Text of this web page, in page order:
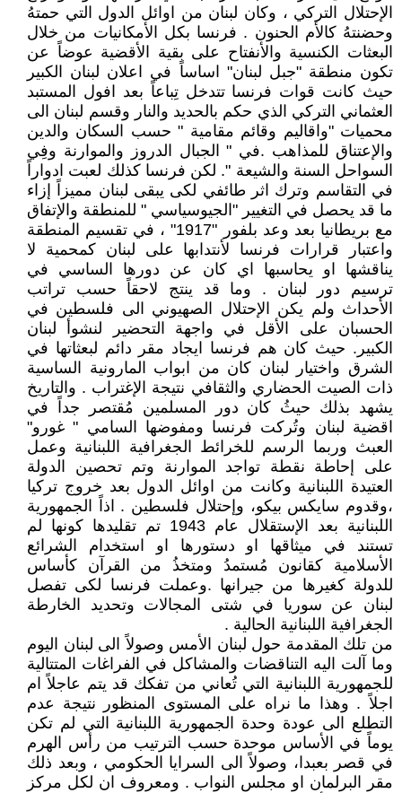
الإحتلال التركي ، وكان لبنان من اوائل الدول التي حمتهُ
وحضنتهُ كالأم الحنون . فرنسا بكل الأمكانيات من خلال
البعثات الكنسية والأنفتاح على بقية الأقضية عوضاً عن
تكون منطقة "جبل لبنان" اساساً في اعلان لبنان الكبير
حيث كانت قوات فرنسا تتدخل تِباعاً بعد افول المستبد
العثماني التركي الذي حكم بالحديد والنار وقسم لبنان الى
محميات "واقاليم وقائم مقامية " حسب السكان والدين
والإعتناق للمذاهب .في " الجبال الدروز والموارنة وفِي
السواحل السنة والشيعة ". لكن فرنسا كذلك لعبت ادواراً
في التقاسم وترك اثر طائفي لكى يبقى لبنان مميزاً إزاء
ما قد يحصل في التغيير "الجيوسياسي " للمنطقة والإتفاق
مع بريطانيا بعد وعد بلفور "1917" ، في تقسيم المنطقة
واعتبار قرارات فرنسا لأنتدابها على لبنان كمحمية لا
يناقشها او يحاسبها اي كان عن دورها الساسي في
ترسيم دور لبنان . وما قد ينتج لاحقاً حسب تراتب
الأحداث ولم يكن الإحتلال الصهيوني الى فلسطين في
الحسبان على الأقل في واجهة التحضير لنشوأ لبنان
الكبير. حيث كان هم فرنسا ايجاد مقر دائم لبعثاتها في
الشرق واختيار لبنان كان من ابواب المارونية الساسية
ذات الصيت الحضاري والثقافي نتيجة الإغتراب . والتاريخ
يشهد بذلك حيثُ كان دور المسلمين مُقتصر جداً في
اقضية لبنان وتُركت فرنسا ومفوضها السامي " غورو"
العبث وربما الرسم للخرائط الجغرافية اللبنانية وعمل
على إحاطة نقطة تواجد الموارنة وتم تحصين الدولة
العتيدة اللبنانية وكانت من اوائل الدول بعد خروج تركيا
،وقدوم سايكس بيكو، وإحتلال فلسطين . اذاً الجمهورية
اللبنانية بعد الإستقلال عام 1943 تم تقليدها كونها لم
تستند في ميثاقها او دستورها او استخدام الشرائع
الأسلامية كقانون مُستمدُ ومتخذُ من القرآن كأساس
للدولة كغيرها من جيرانها .وعملت فرنسا لكى تفصل
لبنان عن سوريا في شتى المجالات وتحديد الخارطة
الجغرافية اللبنانية الحالية .
من تلك المقدمة حول لبنان الأمس وصولاً الى لبنان اليوم
وما آلت اليه التناقضات والمشاكل في الفراغات المتتالية
للجمهورية اللبنانية التي تُعاني من تفكك قد يتم عاجلاً ام
اجلاً . وهذا ما نراه على المستوى المنظور نتيجة عدم
التطلع الى عودة وحدة الجمهورية اللبنانية التي لم تكن
يوماً في الأساس موحدة حسب الترتيب من رأس الهرم
في قصر بعبدا، وصولاً الى السرايا الحكومي ، وبعد ذلك
مقر البرلمان او مجلس النواب . ومعروف ان لكل مركز